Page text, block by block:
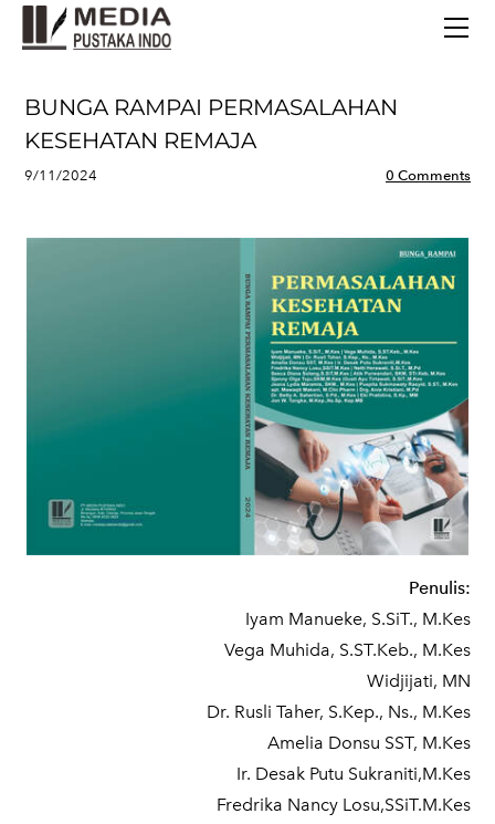
BUNGA RAMPAI PERMASALAHAN
KESEHATAN REMAJA
9/11/2024 0 Comments
Penulis:
Iyam Manueke, S.SiT., M.Kes
Vega Muhida, S.ST.Keb., M.Kes
Widjijati, MN
Dr. Rusli Taher, S.Kep., Ns., M.Kes
Amelia Donsu SST, M.Kes
Ir. Desak Putu Sukraniti,M.Kes
Fredrika Nancy Losu,SSiT.M.Kes